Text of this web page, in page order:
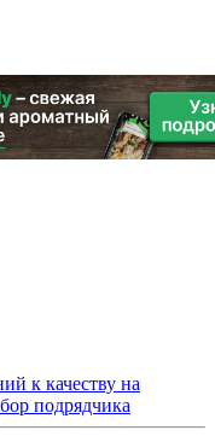
к качеству на
подрядчика